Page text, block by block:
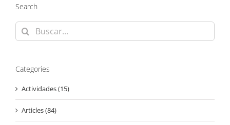
Search
Buscar:
Categories
Actividades (15)
Articles (84)